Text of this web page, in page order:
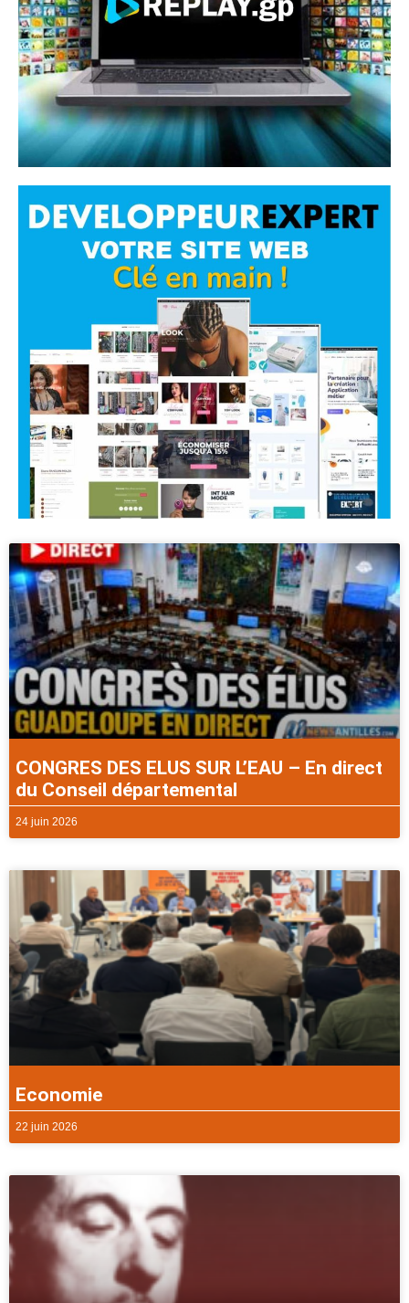
CONGRES DES ELUS SUR L’EAU – En direct
du Conseil départemental
24 juin 2026
Economie
22 juin 2026